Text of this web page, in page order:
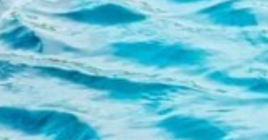
Modificar cookies
Técnico e funcional
Sempre ativo
Este site usa seus próprios cookies para coletar
informações a fim de melhorar nossos serviços. Se
continuar a navegar, aceita a instalação. O utilizador tem a
possibilidade de configurar o seu navegador, podendo, se
assim o desejar, impedir que sejam instalados no seu
disco rígido, embora deva ter presente que tal ação pode
causar dificuldades na navegação no site.